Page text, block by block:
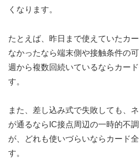
くなります。
たとえば、昨日まで使えていたカ
なかったなら端末側や接触条件の
週から複数回続いているならカー
す。
また、差し込み式で失敗しても、
が通るならIC接点周辺の一時的不
が、どれも使いづらいならカード
す。